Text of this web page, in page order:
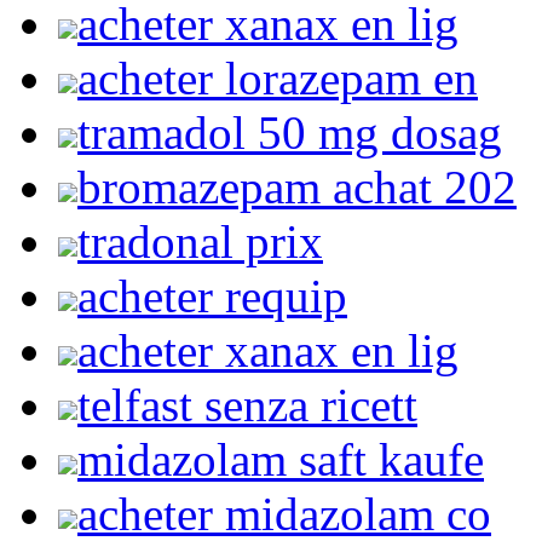
acheter xanax en lig
acheter lorazepam en
tramadol 50 mg dosag
bromazepam achat 202
tradonal prix
acheter requip
acheter xanax en lig
telfast senza ricett
midazolam saft kaufe
acheter midazolam co